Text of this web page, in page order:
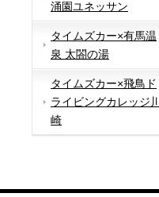
涌園ユネッサン
タイムズカー×有馬温
泉 太閤の湯
タイムズカー×飛鳥ド
ライビングカレッジ川
崎